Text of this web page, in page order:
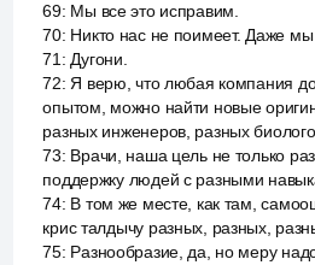
69: Мы все это исправим.
70: Никто нас не поимеет. Даже
71 : Дугони.
72: Я верю, что любая компания
опытом, можно найти новые
разных инженеров, разных
73: Врачи, наша цель не только
поддержку людей с разными
74: В том же месте, как там,
крис талдычу разных, разных,
75: Разнообразие, да, но меру